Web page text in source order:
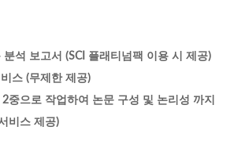
석 보고서 (SCI 플래티넘팩 이용 시 제공)
스 (무제한 제공)
중으로 작업하여 논문 구성 및 논리성 까지
비스 제공)